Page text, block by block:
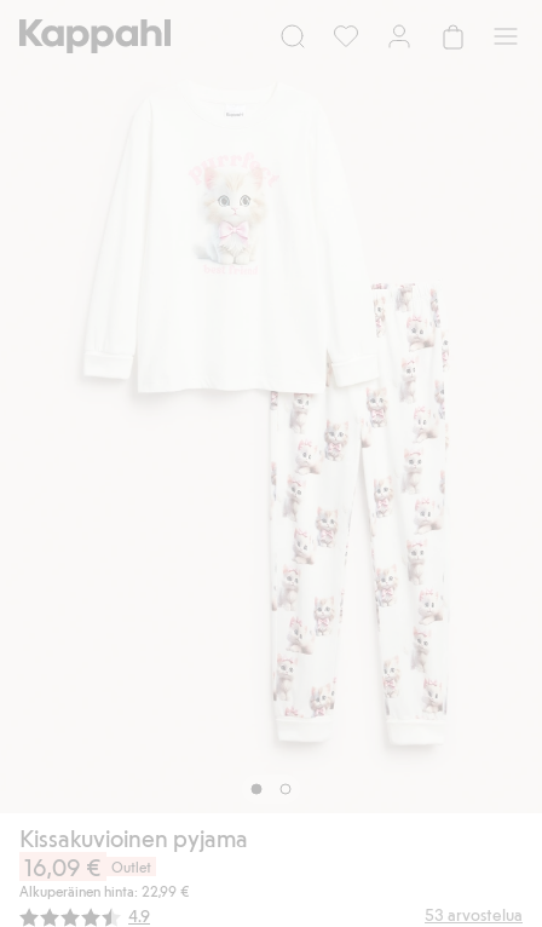
Kissakuvioinen pyjama
16,09 €
Outlet
Alkuperäinen hinta: 22,99 €
Keskimääräinen luokitus:
4.9 53 arvostelua